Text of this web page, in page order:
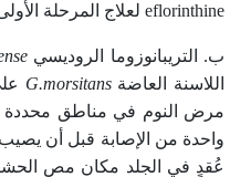
eflorinthine لعلاج المرحلة الأولى والثانية من المرض.
ب. التريبانوزوما الروديسي
اللاسنة العاضةG.morsitans
مرض النوم في مناطق محددة
واحدة من الإصابة قبل أن
عُقدٍ في الجلد مكان مص